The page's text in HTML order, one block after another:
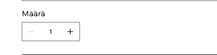
Määrä